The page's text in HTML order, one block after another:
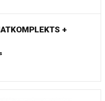
+